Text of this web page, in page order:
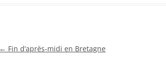
Navigation
← Fin d’après-midi en Bretagne